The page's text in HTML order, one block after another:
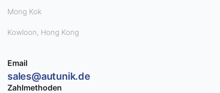
Mong Kok
Kowloon, Hong Kong
Email
sales@autunik.de
Zahlmethoden